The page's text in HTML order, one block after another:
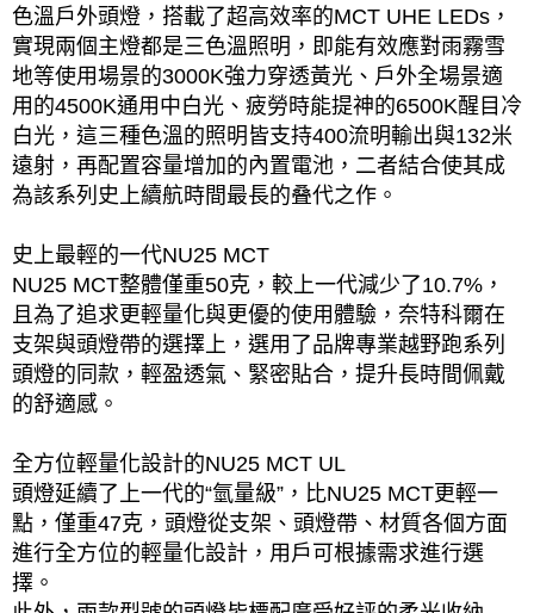
色溫戶外頭燈，搭載了超高效率的MCT UHE LEDs，
實現兩個主燈都是三色溫照明，即能有效應對雨霧雪
地等使用場景的3000K強力穿透黃光、戶外全場景適
用的4500K通用中白光、疲勞時能提神的6500K醒目冷
白光，這三種色溫的照明皆支持400流明輸出與132米
遠射，再配置容量增加的內置電池，二者結合使其成
為該系列史上續航時間最長的叠代之作。
史上最輕的一代NU25 MCT
NU25 MCT整體僅重50克，較上一代減少了10.7%，
且為了追求更輕量化與更優的使用體驗，奈特科爾在
支架與頭燈帶的選擇上，選用了品牌專業越野跑系列
頭燈的同款，輕盈透氣、緊密貼合，提升長時間佩戴
的舒適感。
全方位輕量化設計的NU25 MCT UL
頭燈延續了上一代的“氫量級”，比NU25 MCT更輕一
點，僅重47克，頭燈從支架、頭燈帶、材質各個方面
進行全方位的輕量化設計，用戶可根據需求進行選
擇。